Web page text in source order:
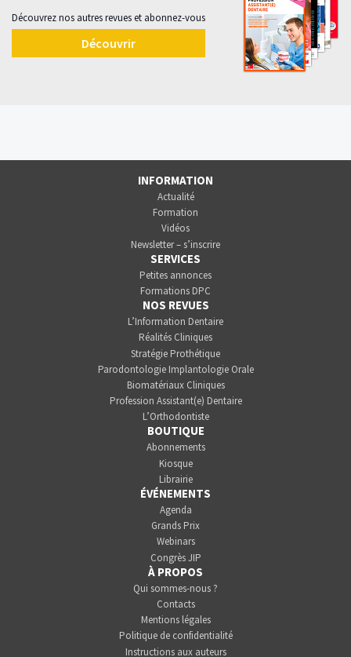
Découvrez nos autres revues et abonnez-vous
Découvrir
INFORMATION
Actualité
Formation
Vidéos
Newsletter – s’inscrire
SERVICES
Petites annonces
Formations DPC
NOS REVUES
L’Information Dentaire
Réalités Cliniques
Stratégie Prothétique
Parodontologie Implantologie Orale
Biomatériaux Cliniques
Profession Assistant(e) Dentaire
L’Orthodontiste
BOUTIQUE
Abonnements
Kiosque
Librairie
ÉVÉNEMENTS
Agenda
Grands Prix
Webinars
Congrès JIP
À PROPOS
Qui sommes-nous ?
Contacts
Mentions légales
Politique de confidentialité
Instructions aux auteurs